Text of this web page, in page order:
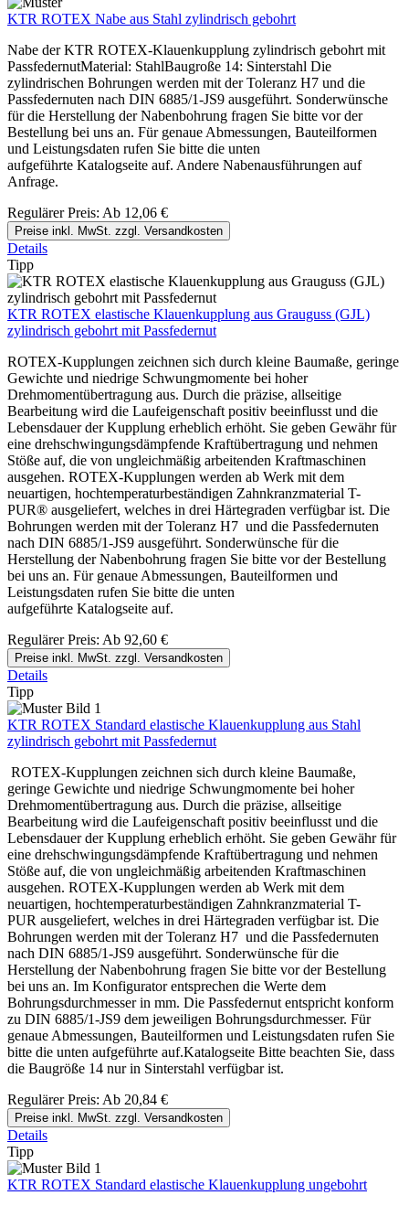
KTR ROTEX Nabe aus Stahl zylindrisch gebohrt
Nabe der KTR ROTEX-Klauenkupplung zylindrisch gebohrt mit
PassfedernutMaterial: StahlBaugroße 14: Sinterstahl Die
zylindrischen Bohrungen werden mit der Toleranz H7 und die
Passfedernuten nach DIN 6885/1-JS9 ausgeführt. Sonderwünsche
für die Herstellung der Nabenbohrung fragen Sie bitte vor der
Bestellung bei uns an. Für genaue Abmessungen, Bauteilformen
und Leistungsdaten rufen Sie bitte die unten
aufgeführte Katalogseite auf. Andere Nabenausführungen auf
Anfrage.
Regulärer Preis: Ab 12,06 €
Preise inkl. MwSt. zzgl. Versandkosten
Details
Tipp
KTR ROTEX elastische Klauenkupplung aus Grauguss (GJL)
zylindrisch gebohrt mit Passfedernut
ROTEX-Kupplungen zeichnen sich durch kleine Baumaße, geringe
Gewichte und niedrige Schwungmomente bei hoher
Drehmomentübertragung aus. Durch die präzise, allseitige
Bearbeitung wird die Laufeigenschaft positiv beeinflusst und die
Lebensdauer der Kupplung erheblich erhöht. Sie geben Gewähr für
eine drehschwingungsdämpfende Kraftübertragung und nehmen
Stöße auf, die von ungleichmäßig arbeitenden Kraftmaschinen
ausgehen. ROTEX-Kupplungen werden ab Werk mit dem
neuartigen, hochtemperaturbeständigen Zahnkranzmaterial T-
PUR® ausgeliefert, welches in drei Härtegraden verfügbar ist. Die
Bohrungen werden mit der Toleranz H7 und die Passfedernuten
nach DIN 6885/1-JS9 ausgeführt. Sonderwünsche für die
Herstellung der Nabenbohrung fragen Sie bitte vor der Bestellung
bei uns an. Für genaue Abmessungen, Bauteilformen und
Leistungsdaten rufen Sie bitte die unten
aufgeführte Katalogseite auf.
Regulärer Preis: Ab 92,60 €
Preise inkl. MwSt. zzgl. Versandkosten
Details
Tipp
KTR ROTEX Standard elastische Klauenkupplung aus Stahl
zylindrisch gebohrt mit Passfedernut
ROTEX-Kupplungen zeichnen sich durch kleine Baumaße,
geringe Gewichte und niedrige Schwungmomente bei hoher
Drehmomentübertragung aus. Durch die präzise, allseitige
Bearbeitung wird die Laufeigenschaft positiv beeinflusst und die
Lebensdauer der Kupplung erheblich erhöht. Sie geben Gewähr für
eine drehschwingungsdämpfende Kraftübertragung und nehmen
Stöße auf, die von ungleichmäßig arbeitenden Kraftmaschinen
ausgehen. ROTEX-Kupplungen werden ab Werk mit dem
neuartigen, hochtemperaturbeständigen Zahnkranzmaterial T-
PUR ausgeliefert, welches in drei Härtegraden verfügbar ist. Die
Bohrungen werden mit der Toleranz H7 und die Passfedernuten
nach DIN 6885/1-JS9 ausgeführt. Sonderwünsche für die
Herstellung der Nabenbohrung fragen Sie bitte vor der Bestellung
bei uns an. Im Konfigurator entsprechen die Werte dem
Bohrungsdurchmesser in mm. Die Passfedernut entspricht konform
zu DIN 6885/1-JS9 dem jeweiligen Bohrungsdurchmesser. Für
genaue Abmessungen, Bauteilformen und Leistungsdaten rufen Sie
bitte die unten aufgeführte auf.Katalogseite Bitte beachten Sie, dass
die Baugröße 14 nur in Sinterstahl verfügbar ist.
Regulärer Preis: Ab 20,84 €
Preise inkl. MwSt. zzgl. Versandkosten
Details
Tipp
KTR ROTEX Standard elastische Klauenkupplung ungebohrt